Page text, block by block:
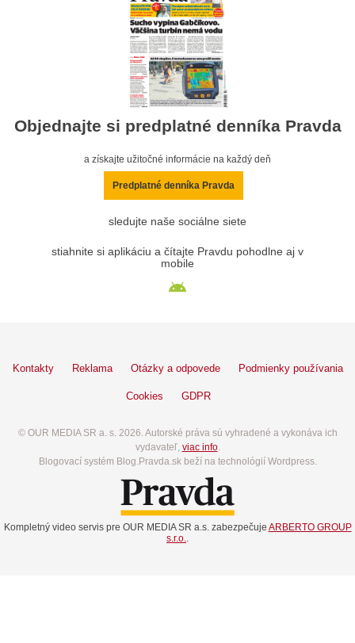
Objednajte si predplatné denníka Pravda
a získajte užitočné informácie na každý deň
Predplatné denníka Pravda
sledujte naše sociálne siete
stiahnite si aplikáciu a čítajte Pravdu pohodlne aj v
mobile
Kontakty Reklama Otázky a odpovede Podmienky používania
Cookies GDPR
© OUR MEDIA SR a. s. 2026. Autorské práva sú vyhradené a vykonáva ich
vydavateľ, viac info.
Blogovací systém Blog.Pravda.sk beží na technológií Wordpress.
Kompletný video servis pre OUR MEDIA SR a.s. zabezpečuje ARBERTO GROUP
s.r.o.